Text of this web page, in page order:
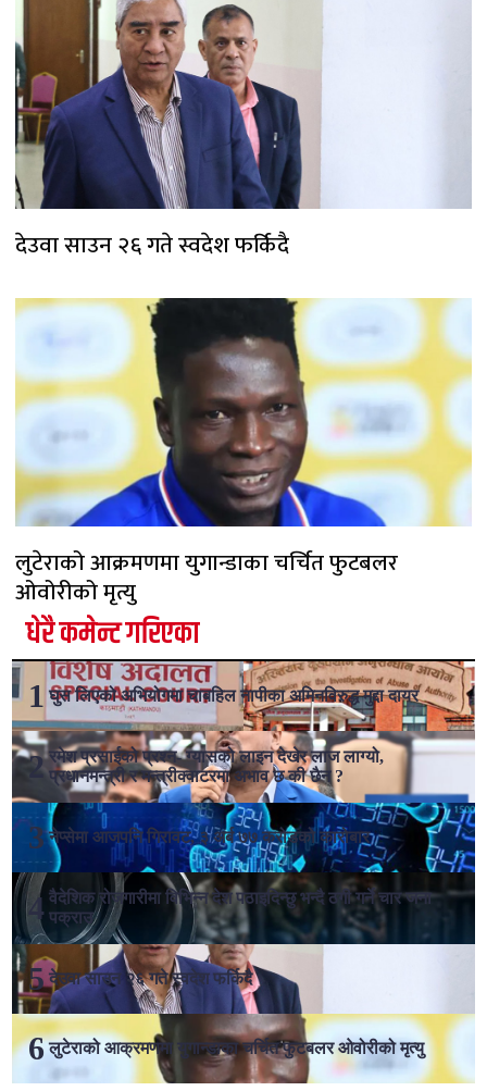
देउवा साउन २६ गते स्वदेश फर्किदै
लुटेराको आक्रमणमा युगान्डाका चर्चित फुटबलर
ओवोरीको मृत्यु
धेरै कमेन्ट गरिएका
घुस लिएको अभियोगमा चाबहिल नापीका अमिनविरुद्ध मुद्दा दायर
रमेश प्रसाईको प्रश्न- ग्यासको लाइन देखेर लाज लाग्यो,
प्रधानमन्त्री र मन्त्रीक्वाटरमा अभाव छ की छैन ?
नेप्सेमा आजपनि गिरावट, ३ अर्ब ७७ करोडको कारोबार
वैदेशिक रोजगारीमा विभिन्न देश पठाइदिन्छु भन्दै ठगी गर्ने चार जना
पक्राउ
देउवा साउन २६ गते स्वदेश फर्किदै
लुटेराको आक्रमणमा युगान्डाका चर्चित फुटबलर ओवोरीको मृत्यु